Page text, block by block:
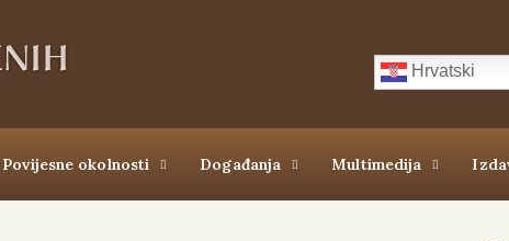
Hrvatski
Povijesne okolnosti Događanja Multimedija